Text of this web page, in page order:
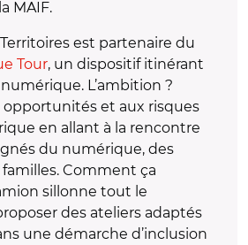
MAIF.
est partenaire du
Tour, un dispositif itinérant
L’ambition ?
opportunités et aux risques
en allant à la rencontre
du numérique, des
Comment ça
sillonne tout le
des ateliers adaptés
une démarche d’inclusion